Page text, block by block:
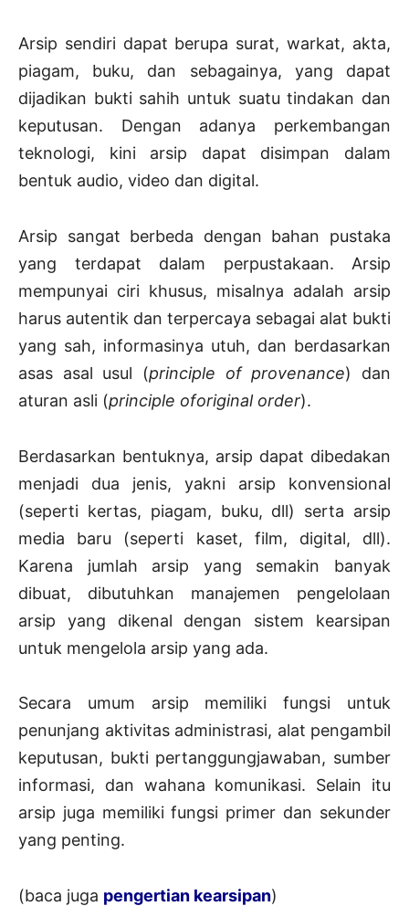
Arsip sendiri dapat berupa surat, warkat, akta,
piagam, buku, dan sebagainya, yang dapat
dijadikan bukti sahih untuk suatu tindakan dan
keputusan. Dengan adanya perkembangan
teknologi, kini arsip dapat disimpan dalam
bentuk audio, video dan digital.
Arsip sangat berbeda dengan bahan pustaka
yang terdapat dalam perpustakaan. Arsip
mempunyai ciri khusus, misalnya adalah arsip
harus autentik dan terpercaya sebagai alat bukti
yang sah, informasinya utuh, dan berdasarkan
asas asal usul (principle of provenance) dan
aturan asli (principle oforiginal order).
Berdasarkan bentuknya, arsip dapat dibedakan
menjadi dua jenis, yakni arsip konvensional
(seperti kertas, piagam, buku, dll) serta arsip
media baru (seperti kaset, film, digital, dll).
Karena jumlah arsip yang semakin banyak
dibuat, dibutuhkan manajemen pengelolaan
arsip yang dikenal dengan sistem kearsipan
untuk mengelola arsip yang ada.
Secara umum arsip memiliki fungsi untuk
penunjang aktivitas administrasi, alat pengambil
keputusan, bukti pertanggungjawaban, sumber
informasi, dan wahana komunikasi. Selain itu
arsip juga memiliki fungsi primer dan sekunder
yang penting.
(baca juga pengertian kearsipan)